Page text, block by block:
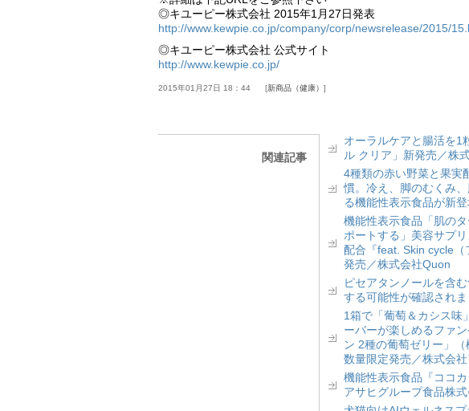
◎キユーピー株式会社 2015年1月27日発表
http://www.kewpie.co.jp/company/corp/newsrelease/2015/
◎キユーピー株式会社 公式サイト
http://www.kewpie.co.jp/
2015年01月27日 18：44 新商品（健康）
関連記事
オーラルケアと腸活を1
ル クリア」新発売／株
4種類の赤い野菜と果実
慣。冷え、脚のむくみ
る機能性表示食品が新
機能性表示食品「肌の
ポートする」美容サプ
配合『feat. Skin cycle
発売／株式会社Quon
ピセアタンノールを含
する可能性が確認され
1箱で「葡萄＆カシス味
ーバーが楽しめるファ
ン 2種の葡萄ゼリー」（
数量限定発売／株式会
機能性表示食品『ココ
アサヒグループ食品株